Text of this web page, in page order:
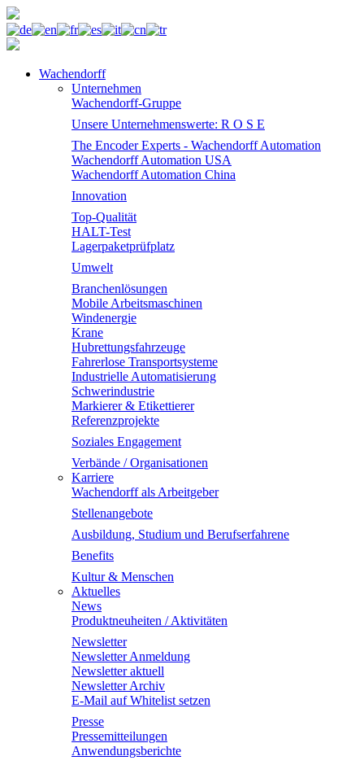
Wachendorff
Unternehmen
Wachendorff-Gruppe
Unsere Unternehmenswerte: R O S E
The Encoder Experts - Wachendorff Automation
Wachendorff Automation USA
Wachendorff Automation China
Innovation
Top-Qualität
HALT-Test
Lagerpaketprüfplatz
Umwelt
Branchenlösungen
Mobile Arbeitsmaschinen
Windenergie
Krane
Hubrettungsfahrzeuge
Fahrerlose Transportsysteme
Industrielle Automatisierung
Schwerindustrie
Markierer & Etikettierer
Referenzprojekte
Soziales Engagement
Verbände / Organisationen
Karriere
Wachendorff als Arbeitgeber
Stellenangebote
Ausbildung, Studium und Berufserfahrene
Benefits
Kultur & Menschen
Aktuelles
News
Produktneuheiten / Aktivitäten
Newsletter
Newsletter Anmeldung
Newsletter aktuell
Newsletter Archiv
E-Mail auf Whitelist setzen
Presse
Pressemitteilungen
Anwendungsberichte